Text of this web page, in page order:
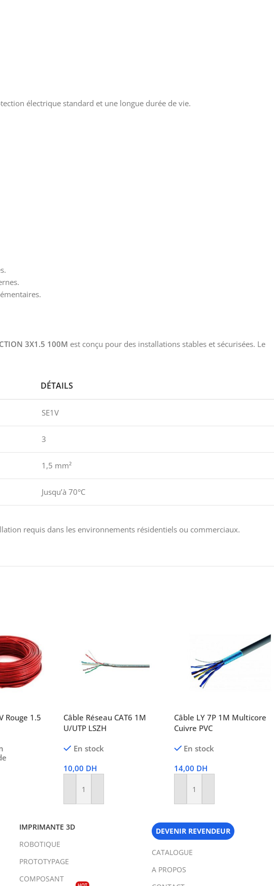
électrique standard et une longue durée de vie.
3X1.5 100M est conçu pour des installations stables et sécurisées. Le
DÉTAILS
SE1V
3
1,5 mm²
Jusqu’à 70°C
requis dans les environnements résidentiels ou commerciaux.
Rouge 1.5
Câble Réseau CAT6 1M
U/UTP LSZH
En stock
10,00 DH
Ajouter Au Panier
Câble LY 7P 1M Multicore
Cuivre PVC
En stock
14,00 DH
Ajouter Au Panier
IMPRIMANTE 3D
ROBOTIQUE
PROTOTYPAGE
COMPOSANT
DEVENIR REVENDEUR
CATALOGUE
A PROPOS